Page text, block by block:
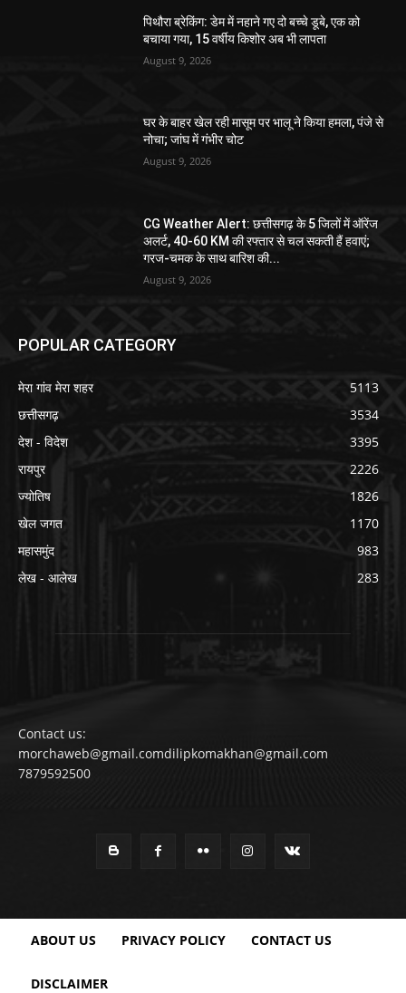
पिथौरा ब्रेकिंग: डेम में नहाने गए दो बच्चे डूबे, एक को
बचाया गया, 15 वर्षीय किशोर अब भी लापता
August 9, 2026
घर के बाहर खेल रही मासूम पर भालू ने किया हमला, पंजे से
नोचा; जांघ में गंभीर चोट
August 9, 2026
CG Weather Alert: छत्तीसगढ़ के 5 जिलों में ऑरेंज
अलर्ट, 40-60 KM की रफ्तार से चल सकती हैं हवाएं;
गरज-चमक के साथ बारिश की...
August 9, 2026
POPULAR CATEGORY
मेरा गांव मेरा शहर
5113
छत्तीसगढ़
3534
देश - विदेश
3395
रायपुर
2226
ज्योतिष
1826
खेल जगत
1170
महासमुंद
983
लेख - आलेख
283
Contact us:
morchaweb@gmail.comdilipkomakhan@gmail.com
7879592500
ABOUT US PRIVACY POLICY CONTACT US
DISCLAIMER